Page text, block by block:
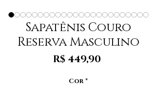
Sapatênis Couro
Reserva Masculino
R$ 449,90
Cor *